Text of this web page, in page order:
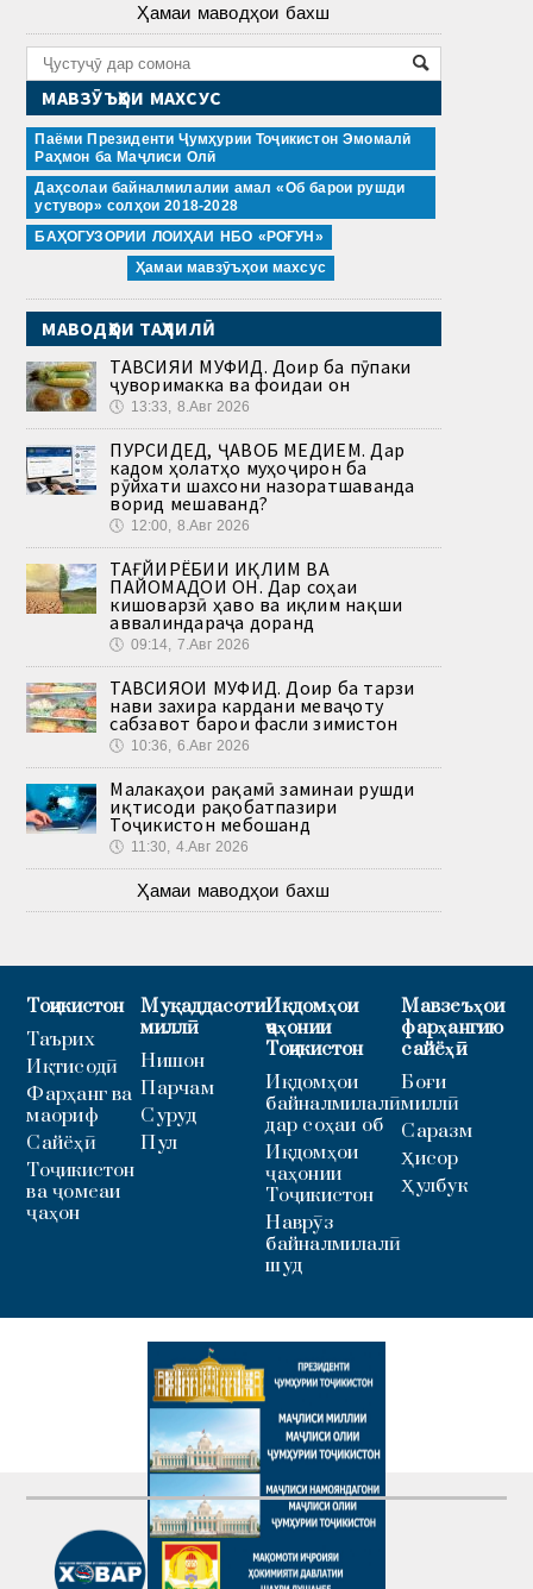
Ҳамаи маводҳои бахш
МАВЗӮЪҲОИ МАХСУС
Паёми Президенти Ҷумҳурии Тоҷикистон Эмомалӣ
Раҳмон ба Маҷлиси Олӣ
Даҳсолаи байналмилалии амал «Об барои рушди
устувор» солҳои 2018-2028
БАҲОГУЗОРИИ ЛОИҲАИ НБО «РОҒУН»
Ҳамаи мавзӯъҳои махсус
МАВОДҲОИ ТАҲЛИЛӢ
ТАВСИЯИ МУФИД. Доир ба пӯпаки
ҷуворимакка ва фоидаи он
🕔 13:33, 8.Авг 2026
ПУРСИДЕД, ҶАВОБ МЕДИҲЕМ. Дар
кадом ҳолатҳо муҳоҷирон ба
рӯйхати шахсони назоратшаванда
ворид мешаванд?
🕔 12:00, 8.Авг 2026
ТАҒЙИРЁБИИ ИҚЛИМ ВА
ПАЙОМАДҲОИ ОН. Дар соҳаи
кишоварзӣ ҳаво ва иқлим нақши
аввалиндараҷа доранд
🕔 09:14, 7.Авг 2026
ТАВСИЯҲОИ МУФИД. Доир ба тарзи
нави захира кардани меваҷоту
сабзавот барои фасли зимистон
🕔 10:36, 6.Авг 2026
Малакаҳои рақамӣ заминаи рушди
иқтисоди рақобатпазири
Тоҷикистон мебошанд
🕔 11:30, 4.Авг 2026
Ҳамаи маводҳои бахш
Тоҷикистон
Таърих
Иқтисодӣ
Фарҳанг ва
маориф
Сайёҳӣ
Тоҷикистон
ва ҷомеаи
ҷаҳон
Муқаддасоти
миллӣ
Нишон
Парчам
Суруд
Пул
Иқдомҳои
ҷаҳонии
Тоҷикистон
Иқдомҳои
байналмилалӣ
дар соҳаи об
Иқдомҳои
ҷаҳонии
Тоҷикистон
Наврӯз
байналмилалӣ
шуд
Мавзеъҳои
фарҳангию
сайёҳӣ
Боғи
миллӣ
Саразм
Ҳисор
Ҳулбук